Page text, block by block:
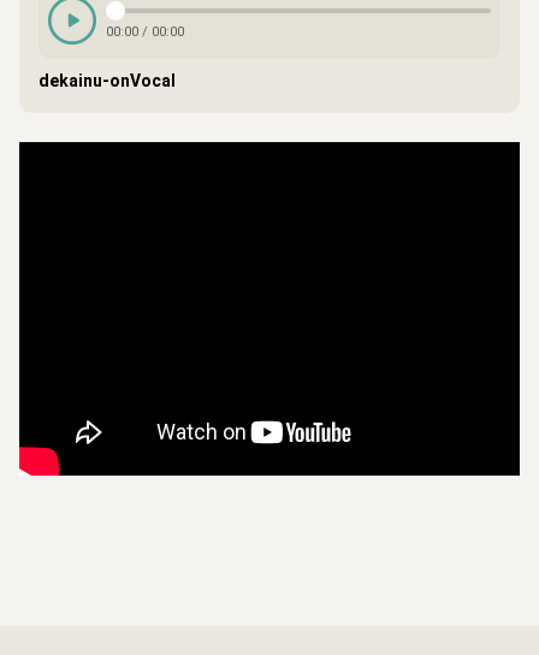
00:00 / 00:00
dekainu-onVocal